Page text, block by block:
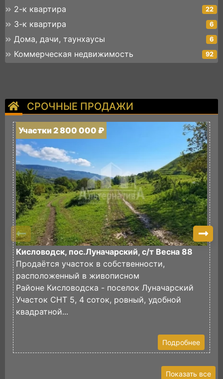
2-к квартира 22
3-к квартира 6
Дома, дачи, таунхаусы 6
Коммерческая недвижимость 92
СРОЧНЫЕ ПРОДАЖИ
Участки 2 800 000 ₽
Кисловодск, пос.Луначарский, с/т Весна 88
Продаётся участок в собственности,
расположенный в живописном
Районе Кисловодска - поселок Луначарский
Участок СНТ 5, 4 соток, ровный, удобной
квадратной...
Подробнее
Показать все